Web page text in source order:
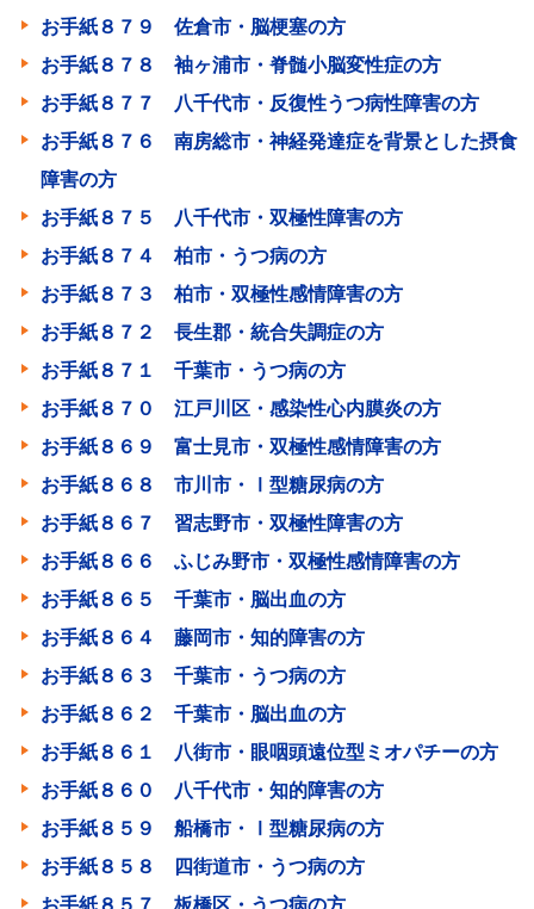
お手紙８７９ 佐倉市・脳梗塞の方
お手紙８７８ 袖ヶ浦市・脊髄小脳変性症の方
お手紙８７７ 八千代市・反復性うつ病性障害の方
お手紙８７６ 南房総市・神経発達症を背景とした摂食
障害の方
お手紙８７５ 八千代市・双極性障害の方
お手紙８７４ 柏市・うつ病の方
お手紙８７３ 柏市・双極性感情障害の方
お手紙８７２ 長生郡・統合失調症の方
お手紙８７１ 千葉市・うつ病の方
お手紙８７０ 江戸川区・感染性心内膜炎の方
お手紙８６９ 富士見市・双極性感情障害の方
お手紙８６８ 市川市・Ⅰ型糖尿病の方
お手紙８６７ 習志野市・双極性障害の方
お手紙８６６ ふじみ野市・双極性感情障害の方
お手紙８６５ 千葉市・脳出血の方
お手紙８６４ 藤岡市・知的障害の方
お手紙８６３ 千葉市・うつ病の方
お手紙８６２ 千葉市・脳出血の方
お手紙８６１ 八街市・眼咽頭遠位型ミオパチーの方
お手紙８６０ 八千代市・知的障害の方
お手紙８５９ 船橋市・Ⅰ型糖尿病の方
お手紙８５８ 四街道市・うつ病の方
お手紙８５７ 板橋区・うつ病の方